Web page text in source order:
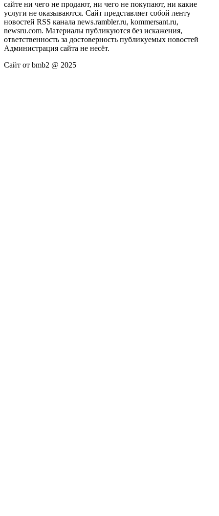
сайте ни чего не продают, ни чего не покупают, ни какие
услуги не оказываются. Сайт представляет собой ленту
новостей RSS канала news.rambler.ru, kommersant.ru,
newsru.com. Материалы публикуются без искажения,
ответственность за достоверность публикуемых новостей
Администрация сайта не несёт.
Сайт от bmb2 @ 2025